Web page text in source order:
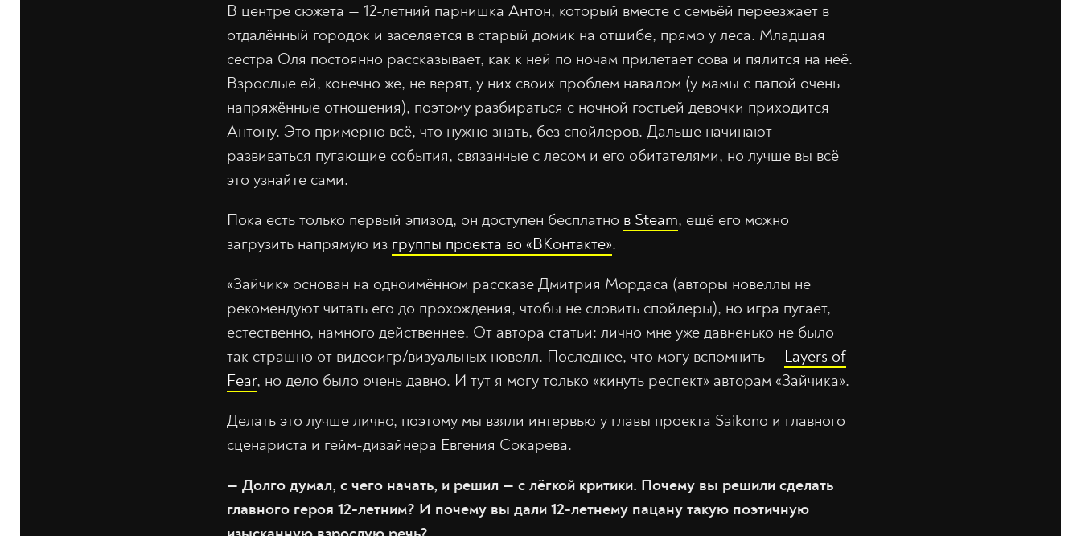
В центре сюжета — 12-летний парнишка Антон, который вместе с семьёй переезжает в
отдалённый городок и заселяется в старый домик на отшибе, прямо у леса. Младшая
сестра Оля постоянно рассказывает, как к ней по ночам прилетает сова и пялится на неё.
Взрослые ей, конечно же, не верят, у них своих проблем навалом (у мамы с папой очень
напряжённые отношения), поэтому разбираться с ночной гостьей девочки приходится
Антону. Это примерно всё, что нужно знать, без спойлеров. Дальше начинают
развиваться пугающие события, связанные с лесом и его обитателями, но лучше вы всё
это узнайте сами.
Пока есть только первый эпизод, он доступен бесплатно в Steam, ещё его можно
загрузить напрямую из группы проекта во «ВКонтакте».
«Зайчик» основан на одноимённом рассказе Дмитрия Мордаса (авторы новеллы не
рекомендуют читать его до прохождения, чтобы не словить спойлеры), но игра пугает,
естественно, намного действеннее. От автора статьи: лично мне уже давненько не было
так страшно от видеоигр/визуальных новелл. Последнее, что могу вспомнить — Layers of
Fear, но дело было очень давно. И тут я могу только «кинуть респект» авторам «Зайчика».
Делать это лучше лично, поэтому мы взяли интервью у главы проекта Saikono и главного
сценариста и гейм-дизайнера Евгения Сокарева.
— Долго думал, с чего начать, и решил — с лёгкой критики. Почему вы решили сделать
главного героя 12-летним? И почему вы дали 12-летнему пацану такую поэтичную